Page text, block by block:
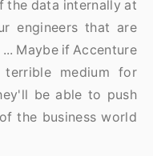
the data internally at
engineers that are
Maybe if Accenture
medium for
be able to push
the business world